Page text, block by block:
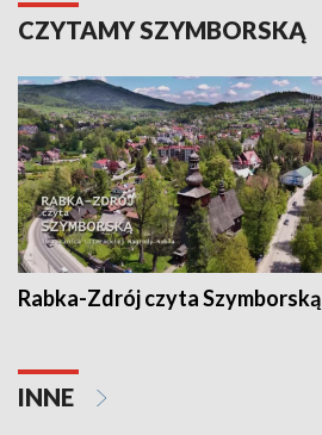
CZYTAMY SZYMBORSKĄ
Rabka-Zdrój czyta Szymborską
INNE